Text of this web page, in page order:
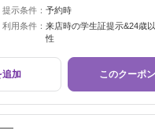
提示条件： 予約時
利用条件： 来店時の学生証提示&24歳
性
追加 このクーポ